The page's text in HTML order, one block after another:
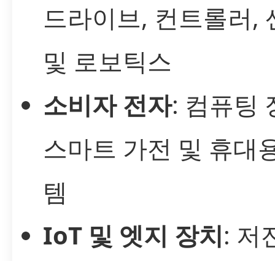
드라이브, 컨트롤러,
및 로보틱스
소비자 전자: 컴퓨팅
스마트 가전 및 휴대
템
IoT 및 엣지 장치: 저